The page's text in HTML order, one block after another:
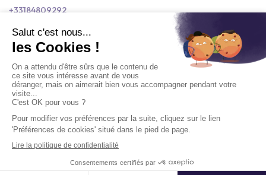
+33184809292
Copyright © 2026 Kactus Tous droits réservés
Conditions générales d'utilisation
Mentions légales
Signaler un contenu